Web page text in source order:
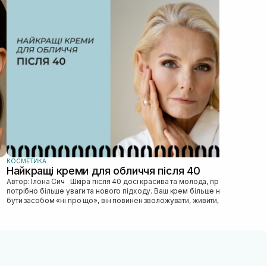
КОСМЕТИКА
Найкращі креми для обличчя після 40
Автор: Ілона Сич Шкіра після 40 досі красива та молода, просто їй
потрібно більше уваги та нового підходу. Ваш крем більше не може
бути засобом «ні про що», він повинен зволожувати, живити, покр...